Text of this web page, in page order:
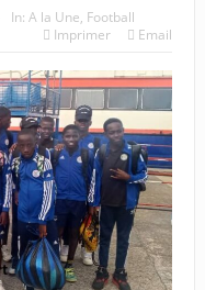
In: A la Une, Football
Imprimer Email